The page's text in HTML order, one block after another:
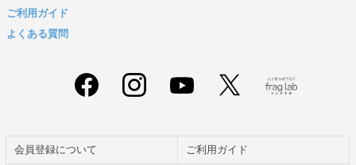
ご利用ガイド
よくある質問
会員登録について ご利用ガイド